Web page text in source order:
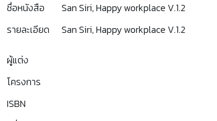
ชื่อหนังสือ
San Siri, Happy workplace V.1.2
รายละเอียด
San Siri, Happy workplace V.1.2
ผู้แต่ง
โครงการ
ISBN